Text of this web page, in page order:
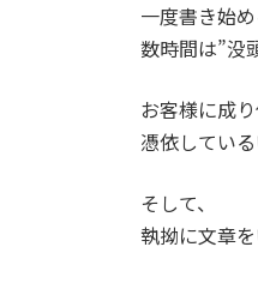
一度書き始
数時間は”没
お客様に成
憑依してい
そして、
執拗に文章を